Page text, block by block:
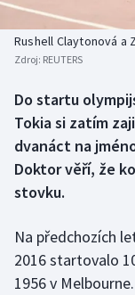
Biatlon
Boby a skeleton
Box
Curling
Futsal
Aplikace ČT sport
AZ kvíz
Rushell Claytonová a
Zdroj: REUTERS
Do startu
Tokia si zatím
dvanáct na
Doktor věří, že
stovku.
Na předchozích
2016 startovalo
1956 v